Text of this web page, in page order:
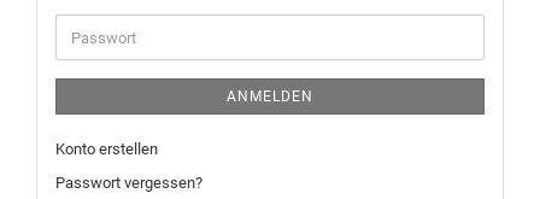
ANMELDEN
Konto erstellen
Passwort vergessen?